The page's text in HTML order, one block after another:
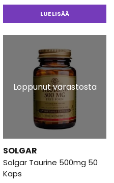
LUE LISÄÄ
Loppunut varastosta
SOLGAR
Solgar Taurine 500mg 50
Kaps